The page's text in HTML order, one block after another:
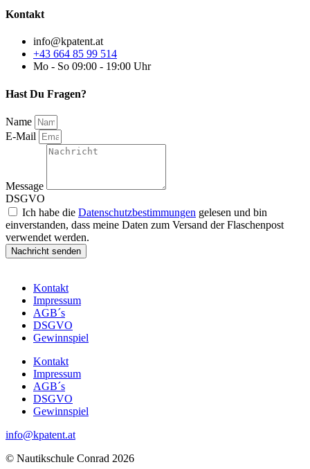
Kontakt
info@kpatent.at
+43 664 85 99 514
Mo - So 09:00 - 19:00 Uhr
Hast Du Fragen?
Name
E-Mail
Message
DSGVO
Ich habe die Datenschutzbestimmungen gelesen und bin
einverstanden, dass meine Daten zum Versand der Flaschenpost
verwendet werden.
Nachricht senden
Kontakt
Impressum
AGB´s
DSGVO
Gewinnspiel
Kontakt
Impressum
AGB´s
DSGVO
Gewinnspiel
info@kpatent.at
© Nautikschule Conrad 2026